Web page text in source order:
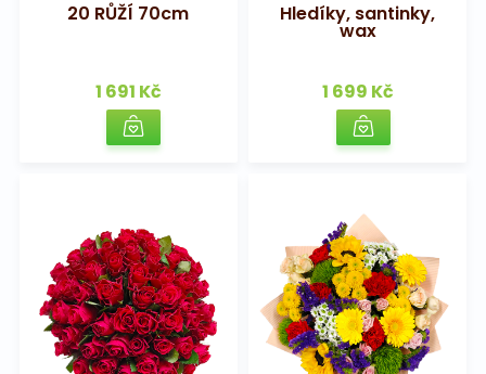
20 RŮŽÍ 70cm
1 691 Kč
Hledíky, santinky,
wax
1 699 Kč